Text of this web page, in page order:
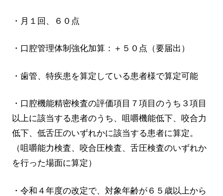
・月１回、６０点
・口腔管理体制強化加算：＋５０点（要届出）
・歯管、特疾患を算定している患者様で算定可能
・口腔機能精密検査の評価項目７項目のうち３項目
以上に該当する患者のうち、咀嚼機能低下、咬合力
低下、低舌圧のいずれかに該当する患者に算定。
（咀嚼能力検査、咬合圧検査、舌圧検査のいずれか
を行った場面に算定）
・令和４年度の改定で、対象年齢が６５歳以上から